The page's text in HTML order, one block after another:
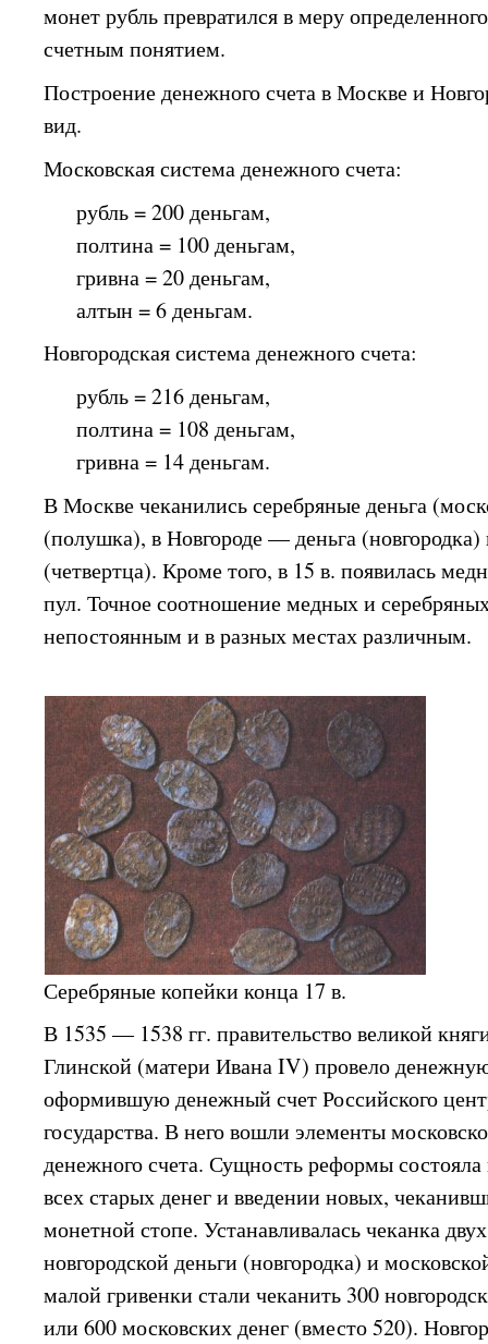
монет рубль превратился в меру
счетным понятием.
Построение денежного счета в Москве и
вид.
Московская система денежного счета:
рубль = 200 деньгам,
полтина = 100 деньгам,
гривна = 20 деньгам,
алтын = 6 деньгам.
Новгородская система денежного счета:
рубль = 216 деньгам,
полтина = 108 деньгам,
гривна = 14 деньгам.
В Москве чеканились серебряные деньга
(полушка), в Новгороде — деньга (новгородка)
(четвертца). Кроме того, в 15 в. появилась
пул. Точное соотношение медных и
непостоянным и в разных местах различным.
Серебряные копейки конца 17 в.
В 1535 — 1538 гг. правительство великой
Глинской (матери Ивана IV) провело
оформившую денежный счет Российского
государства. В него вошли элементы
денежного счета. Сущность реформы
всех старых денег и введении новых,
монетной стопе. Устанавливалась чеканка
новгородской деньги (новгородка) и
малой гривенки стали чеканить 300
или 600 московских денег (вместо 520).